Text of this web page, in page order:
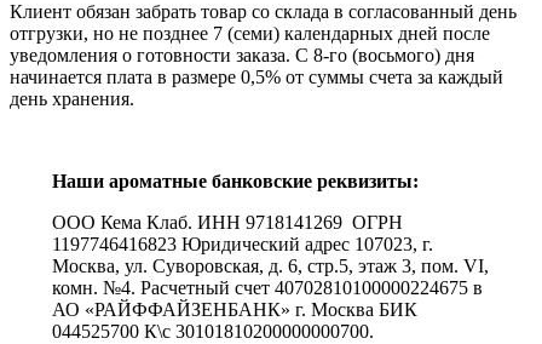
Клиент обязан забрать товар со склада в согласованный день
отгрузки, но не позднее 7 (семи) календарных дней после
уведомления о готовности заказа. С 8-го (восьмого) дня
начинается плата в размере 0,5% от суммы счета за каждый
день хранения.
Наши ароматные банковские реквизиты:
ООО Кема Клаб. ИНН 9718141269 ОГРН
1197746416823 Юридический адрес 107023, г.
Москва, ул. Суворовская, д. 6, стр.5, этаж 3, пом. VI,
комн. №4. Расчетный счет 40702810100000224675 в
АО «РАЙФФАЙЗЕНБАНК» г. Москва БИК
044525700 К\с 30101810200000000700.